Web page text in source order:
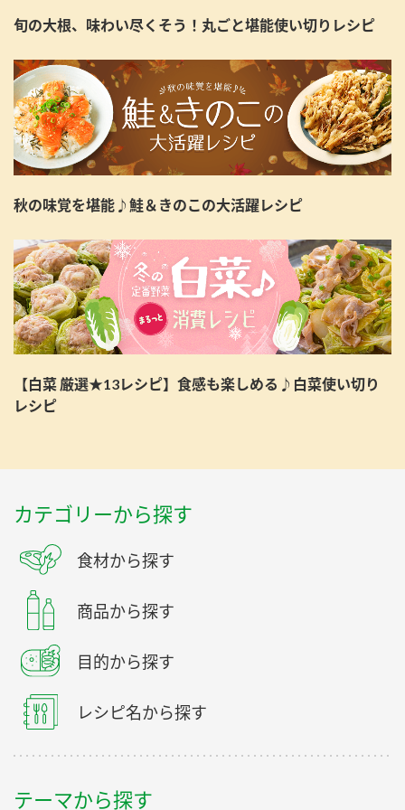
旬の大根、味わい尽くそう！丸ごと堪能使い切りレシピ
秋の味覚を堪能♪鮭＆きのこの大活躍レシピ
【白菜 厳選★13レシピ】食感も楽しめる♪白菜使い切り
レシピ
カテゴリーから探す
食材から探す
商品から探す
目的から探す
レシピ名から探す
テーマから探す